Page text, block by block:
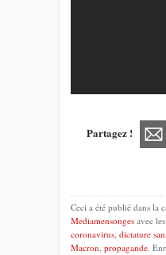
Partagez !
Ceci a été publié dans la
Mediamensonges avec
coronavirus, dictature
Macron, propagande.